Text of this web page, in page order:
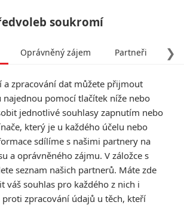
(0) VIDEA (0)
soukromí
❯
Oprávněný zájem Partneři
a zpracování dat můžete přijmout
pomocí tlačítek níže nebo
jednotlivé souhlasy zapnutím nebo
který je u každého účelu nebo
sdílíme s našimi partnery na
a oprávněného zájmu. V záložce s
seznam našich partnerů. Máte zde
váš souhlas pro každého z nich i
zpracování údajů u těch, kteří